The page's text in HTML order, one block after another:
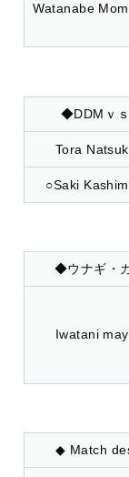
Watanabe
◆DDMｖ
Tora
○Saki
◆ウナギ・
Iwatani
◆ Match